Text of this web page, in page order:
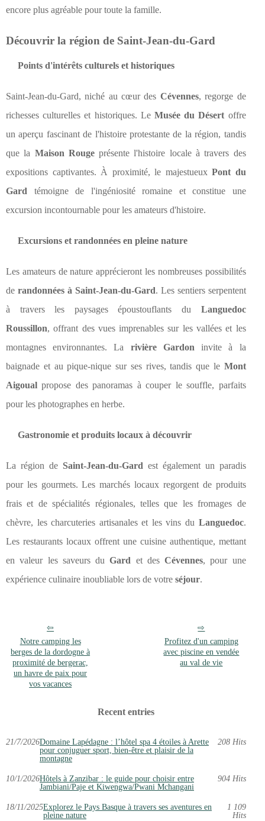
encore plus agréable pour toute la famille.
Découvrir la région de Saint-Jean-du-Gard
Points d'intérêts culturels et historiques
Saint-Jean-du-Gard, niché au cœur des Cévennes, regorge de
richesses culturelles et historiques. Le Musée du Désert offre
un aperçu fascinant de l'histoire protestante de la région, tandis
que la Maison Rougeprésente l'histoire locale à travers des
expositions captivantes. À proximité, le majestueuxPont du
Gard témoigne de l'ingéniosité romaine et constitue une
excursion incontournable pour les amateurs d'histoire.
Excursions et randonnées en pleine nature
Les amateurs de nature apprécieront les nombreuses possibilités
de randonnées à Saint-Jean-du-Gard. Les sentiers serpentent
à travers les paysages époustouflants du Languedoc
Roussillon, offrant des vues imprenables sur les vallées et les
montagnes environnantes. La rivière Gardon invite à la
baignade et au pique-nique sur ses rives, tandis que le Mont
Aigoual propose des panoramas à couper le souffle, parfaits
pour les photographes en herbe.
Gastronomie et produits locaux à découvrir
La région de Saint-Jean-du-Gard est également un paradis
pour les gourmets. Les marchés locaux regorgent de produits
frais et de spécialités régionales, telles que les fromages de
chèvre, les charcuteries artisanales et les vins du Languedoc.
Les restaurants locaux offrent une cuisine authentique, mettant
en valeur les saveurs duGard et desCévennes, pour une
expérience culinaire inoubliable lors de votre séjour.
Notre camping les
berges de la dordogne à
proximité de bergerac,
un havre de paix pour
vos vacances
Profitez d'un camping
avec piscine en vendée
au val de vie
Recent entries
21/7/2026Domaine Lapédagne : l’hôtel spa 4 étoiles à Arette
pour conjuguer sport, bien-être et plaisir de la
montagne
208 Hits
10/1/2026Hôtels à Zanzibar : le guide pour choisir entre
Jambiani/Paje et Kiwengwa/Pwani Mchangani
904 Hits
18/11/2025Explorez le Pays Basque à travers ses aventures en
pleine nature
1 109
Hits